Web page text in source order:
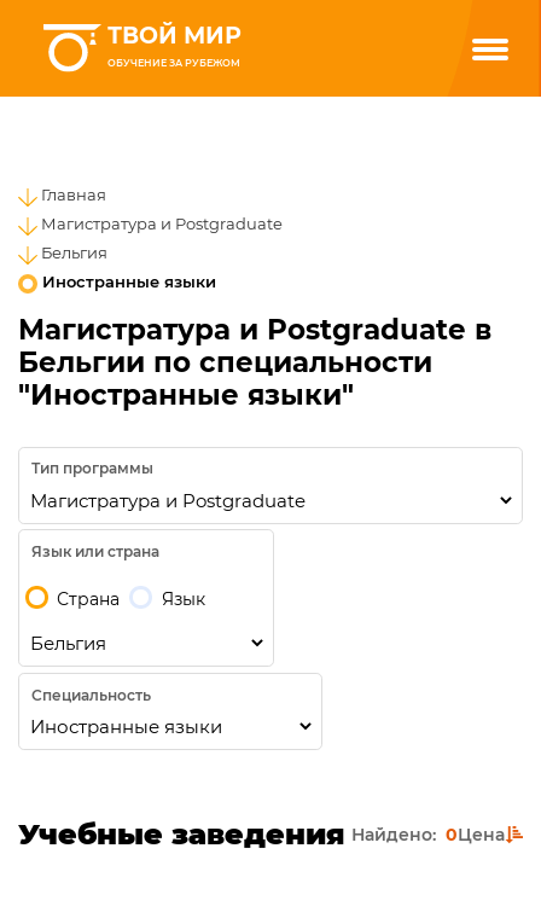
ТВОЙ МИР
ОБУЧЕНИЕ ЗА РУБЕЖОМ
Главная
Магистратура и Postgraduate
Бельгия
Иностранные языки
Магистратура и Postgraduate в
Бельгии по специальности
"Иностранные языки"
Тип программы
Язык или страна
Страна Язык
Специальность
Учебные заведения Найдено: 0Цена